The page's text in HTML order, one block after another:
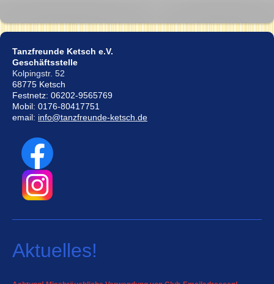
Tanzfreunde Ketsch e.V.
Geschäftsstelle
Kolpingstr. 52
68775 Ketsch
Festnetz: 06202-9565769
Mobil: 0176-80417751
email: info@tanzfreunde-ketsch.de
Aktuelles!